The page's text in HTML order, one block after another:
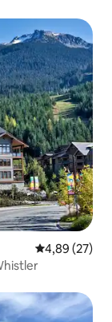
4,89 de uma
4,89 (27)